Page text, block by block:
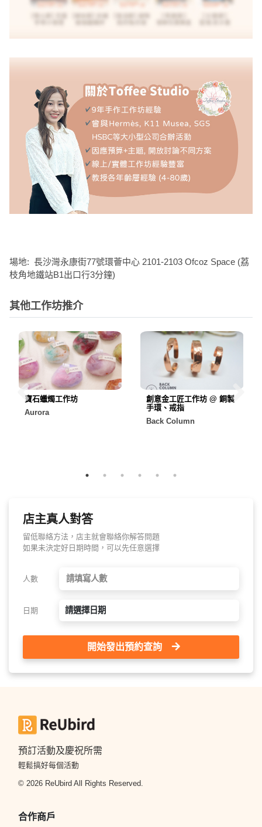
坊
場地: 長沙灣永康街77號環薈中心 2101-2103 Ofcoz Space (荔
枝角地鐵站B1出口行3分鐘)
其他工作坊推介
寶石蠟燭工作坊
Aurora
創意金工匠工作坊 @ 銅製
手環、戒指
Back Column
店主真人對答
留低聯絡方法，店主就會聯絡你解答問題
如果未決定好日期時間，可以先任意選擇
人數
日期 請選擇日期
開始發出預約查詢
預訂活動及慶祝所需
輕鬆搞好每個活動
© 2026 ReUbird All Rights Reserved.
合作商戶